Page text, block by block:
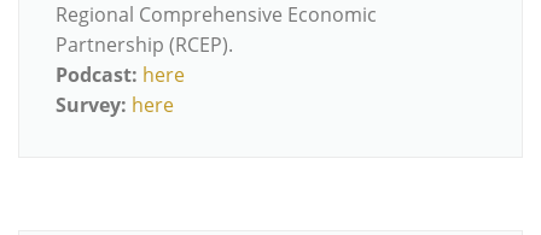
Regional Comprehensive Economic
Partnership (RCEP).
Podcast: here
Survey: here